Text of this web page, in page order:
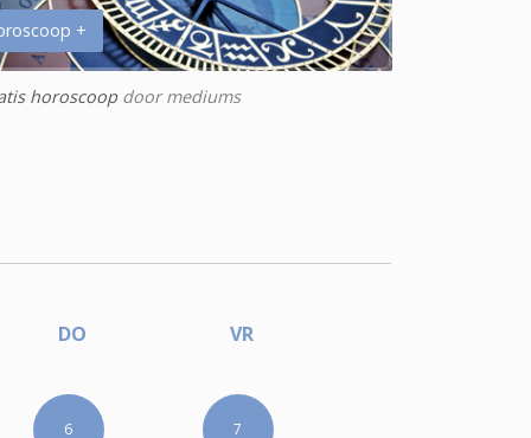
+
horoscoopdoor mediums
DO VR
6 7